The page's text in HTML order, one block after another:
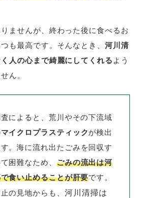
ませんが、終わった後に食べるお
も最高です。そんなとき、 河川清
人の心まで綺麗にしてくれる よう
ん。
によると、荒川やその下流域
マイクロプラスティックが検出
。海に流れ出たごみを回収す
困難なため、 ごみの流出は河
食い止めることが肝要です。
の見地からも、 河川清掃は